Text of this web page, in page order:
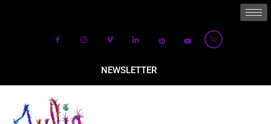
NEWSLETTER